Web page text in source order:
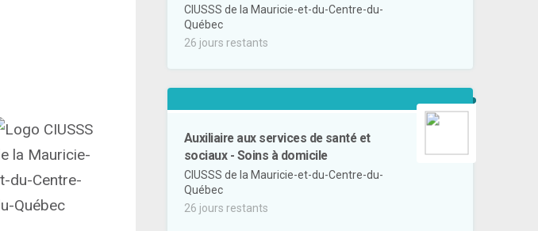
CIUSSS de la Mauricie-et-du-Centre-du-
Québec
26 jours restants
Auxiliaire aux services de santé et
sociaux - Soins à domicile
CIUSSS de la Mauricie-et-du-Centre-du-
Québec
26 jours restants